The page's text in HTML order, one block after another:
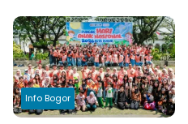
Terdampak Kekeringan
Info Bogor